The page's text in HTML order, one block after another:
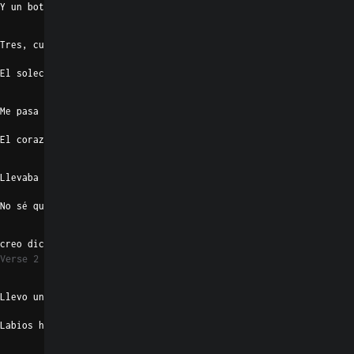
Y un botecito que me quema con frío
Tres, cuatro Barbie' bien preciosas pa' bailar
El solecito a lo lejos veo pasar
Me pasa mi    compa' un tabaco pa' enbaisar
El corazón siento me empieza a palpitar
Llevaba tiempo sin eso experimentar
No sé que es eso
creo dicen mariposas
Verse 2
Llevo un buen rato  y no la dejo de mirar
Labios hermosos, su rostro espectacular